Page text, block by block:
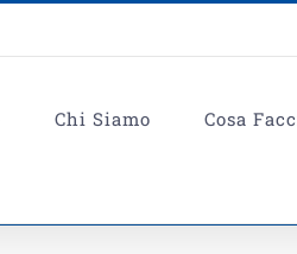
Chi Siamo Cosa